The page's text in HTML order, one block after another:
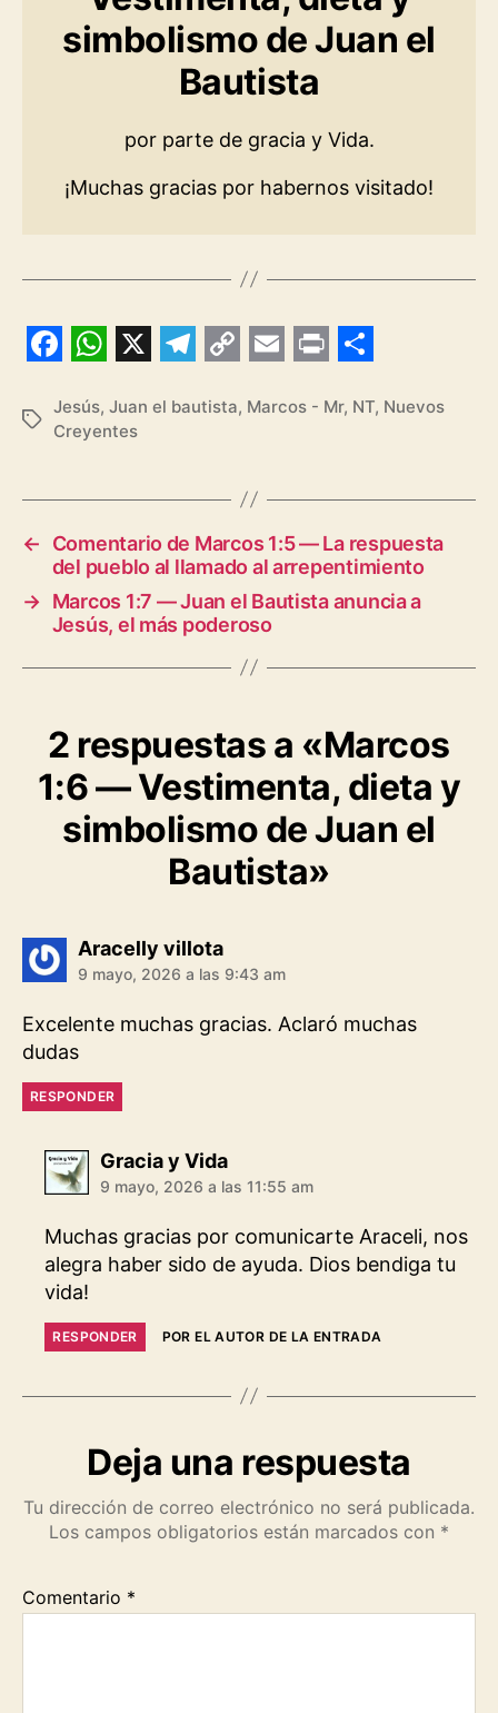
simbolismo de Juan el
Bautista
por parte de gracia y Vida.
¡Muchas gracias por habernos visitado!
a
o
o
h
a
A
p
p
e
r
a
m
o
i
n
k
m
i
l
r
h
Etiquetas
Jesús, Juan el bautista, Marcos - Mr, NT, Nuevos
Creyentes
←
Comentario de Marcos 1:5 — La respuesta
del pueblo al llamado al arrepentimiento
→ Marcos 1:7 — Juan el Bautista anuncia a
Jesús, el más poderoso
2 respuestas a «Marcos
1:6 — Vestimenta, dieta y
simbolismo de Juan el
Bautista»
Aracelly villotadice:
9 mayo, 2026 a las 9:43 am
Excelente muchas gracias. Aclaró muchas
dudas
RESPONDER
Gracia y Vidadice:
9 mayo, 2026 a las 11:55 am
Muchas gracias por comunicarte Araceli, nos
alegra haber sido de ayuda. Dios bendiga tu
vida!
RESPONDER POR EL AUTOR DE LA ENTRADA
Deja una respuesta
Tu dirección de correo electrónico no será publicada.
Los campos obligatorios están marcados con *
Comentario *